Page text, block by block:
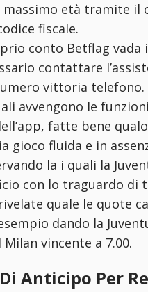
età tramite il
fiscale.
conto Betflag vada
contattare
vittoria telefono.
avvengono le
fatte bene
gioco fluida e in
la i quali la
con lo traguardo di
quale le quote
dando la
vincente a 7.00.
Anticipo Per